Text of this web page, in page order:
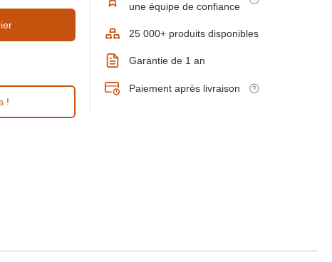
!
une équipe de confiance
25 000+ produits disponibles
Garantie de 1 an
Paiement après livraison